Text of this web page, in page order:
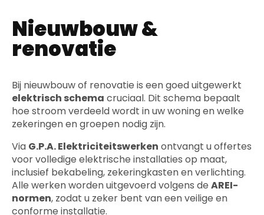
Nieuwbouw &
renovatie
Bij nieuwbouw of renovatie is een goed uitgewerkt
elektrisch schema cruciaal. Dit schema bepaalt
hoe stroom verdeeld wordt in uw woning en welke
zekeringen en groepen nodig zijn.
Via G.P.A. Elektriciteitswerken ontvangt u offertes
voor volledige elektrische installaties op maat,
inclusief bekabeling, zekeringkasten en verlichting.
Alle werken worden uitgevoerd volgens de AREI-
normen, zodat u zeker bent van een veilige en
conforme installatie.